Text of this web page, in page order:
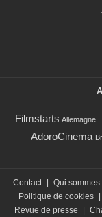
Filmstarts Allemagne
AdoroCinema
Contact Qui
Politique de cookies
Revue de presse